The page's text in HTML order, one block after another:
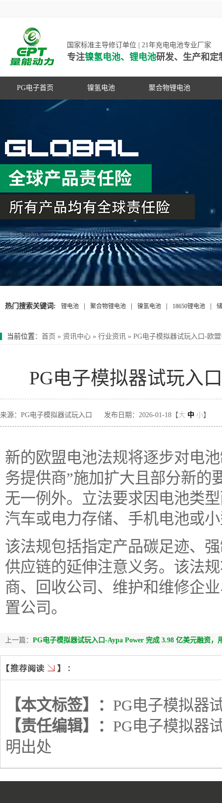
国家标准主导修订单位 | 21年充电电池专业厂家
专注镍氢电池、锂电池研发、生产和定
PG电子首页 镍氢电池 聚合物锂电池
高容量镍氢电池
超低自放电镍氢电池
动力镍氢电池
常规镍氢电池
PG游戏官网是镍氢电池国家标准主导
修订单位，并参与多项锂电池行业国
家标准的制定
热门搜索关键词: 锂电池 聚合物锂电池 镍氢电池 18650锂电池
当前位置 ： 首页 » 资讯中心 » 行业资讯 » PG电子模拟器试玩入口-欧
PG电子模拟器试玩入
来源：PG电子模拟器试玩入口 发布日期：2026-01-18【大 中 小】
新的欧盟电池法规将逐步对电
务提供商”施加扩大且部分新的
无一例外。立法要求因电池类
汽车或电力存储、手机电池或
该法规包括指定产品碳足迹、
供应链的延伸注意义务。该法
商、回收公司、维护和维修企
置公司。
上一篇： PG电子模拟器试玩入口-Aypa Power 完成 3.98 亿美元融资，
【本文标签】： PG电子模拟器
【责任编辑】： PG电子模拟器
明出处